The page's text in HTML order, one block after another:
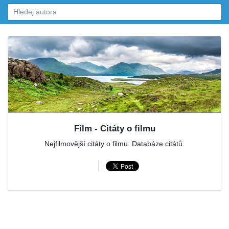
Film - Citáty o filmu
Nejfilmovější citáty o filmu. Databáze citátů.